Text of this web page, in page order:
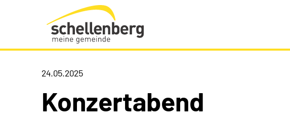
Gemeinde Schellenberg Startseite
24.05.2025
Konzertabend